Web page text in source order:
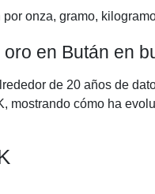
onza, gramo,
en Bután en
de 20 años de
mostrando cómo ha